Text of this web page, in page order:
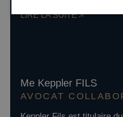
LIRE LA SUITE
Me Keppler FILS
AVOCAT